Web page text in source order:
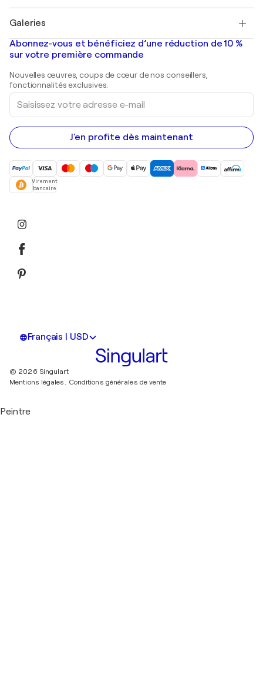
Banksy
Mr. Brainwash
Shepard Fairey
Tableaux abstraits à vendre
Peintures de paysage
Estampes
Peintures acryliques
Galeries
Galeries d'art en France
Galeries d'art en Belgique
Abonnez-vous et bénéficiez d’une réduction de 10 %
sur votre première commande
Nouvelles œuvres, coups de cœur de nos conseillers,
fonctionnalités exclusives.
Saisissez
votre
adresse
e-
mail
J'en profite dès maintenant
Virement
bancaire
Français | USD
© 2026 Singulart
Mentions légales. Conditions générales de vente
Peintre